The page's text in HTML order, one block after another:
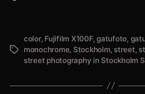
Etiketter
color, Fujifilm X100F,gatufoto,
monochrome, Stockholm, street,
street photography in Stockholm